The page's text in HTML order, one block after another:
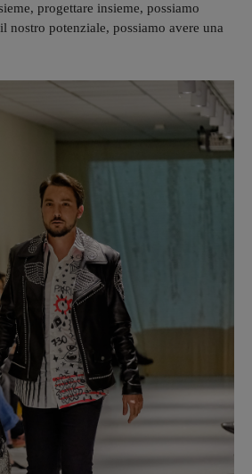
progettare insieme, possiamo
nostro potenziale, possiamo avere una